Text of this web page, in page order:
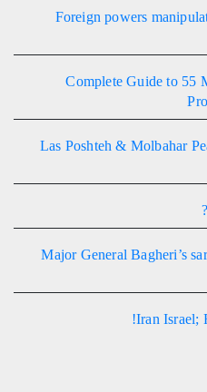
Foreign powers
Complete Guide to 55
Las Poshteh & Molbahar
Major General Bagheri’s
Iran Israel;